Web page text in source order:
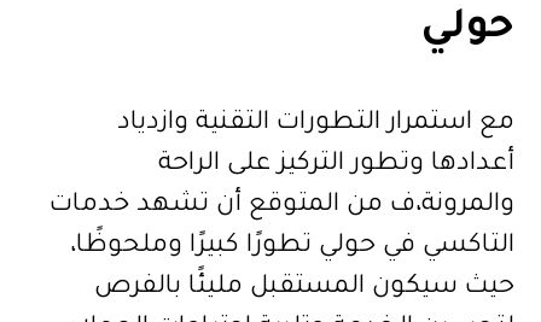
حولي
مع استمرار التطورات التقنية وازدياد
أعدادها وتطور التركيز على الراحة
والمرونة،ف من المتوقع أن تشهد خدمات
التاكسي في حولي تطورًا كبيرًا وملحوظًا،
حيث سيكون المستقبل مليئًا بالفرص